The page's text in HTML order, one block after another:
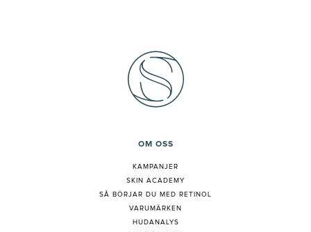
OM OSS
KAMPANJER
SKIN ACADEMY
SÅ BÖRJAR DU MED RETINOL
VARUMÄRKEN
HUDANALYS